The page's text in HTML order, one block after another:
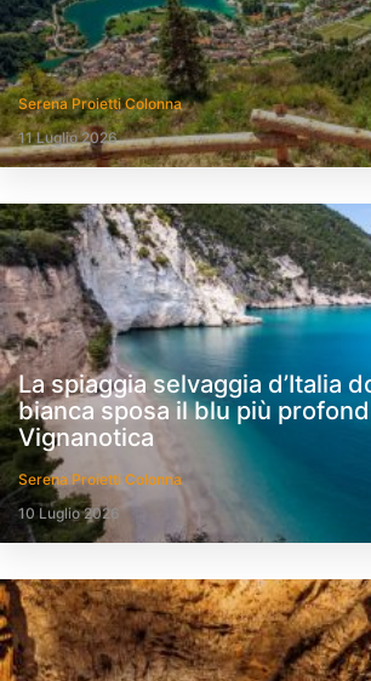
Serena Proietti Colonna
11 Luglio 2026
La spiaggia selvaggia d’Italia
bianca sposa il blu più
Vignanotica
Serena Proietti Colonna
10 Luglio 2026